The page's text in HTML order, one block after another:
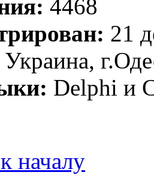
4468
21
Украина,
Delphi и
началу